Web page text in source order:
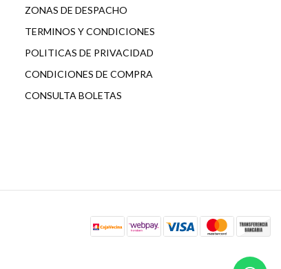
ZONAS DE DESPACHO
TERMINOS Y CONDICIONES
POLITICAS DE PRIVACIDAD
CONDICIONES DE COMPRA
CONSULTA BOLETAS